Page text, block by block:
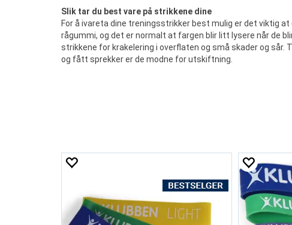
Slik tar du best vare på strikkene dine
For å ivareta dine treningsstrikker best mulig er det viktig
rågummi, og det er normalt at fargen blir litt lysere når de
strikkene for krakelering i overflaten og små skader og sår.
og fått sprekker er de modne for utskiftning.